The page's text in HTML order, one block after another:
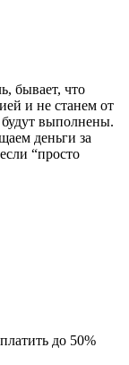
бывает, что
и не станем от
будут выполнены.
деньги за
“просто
до 50%